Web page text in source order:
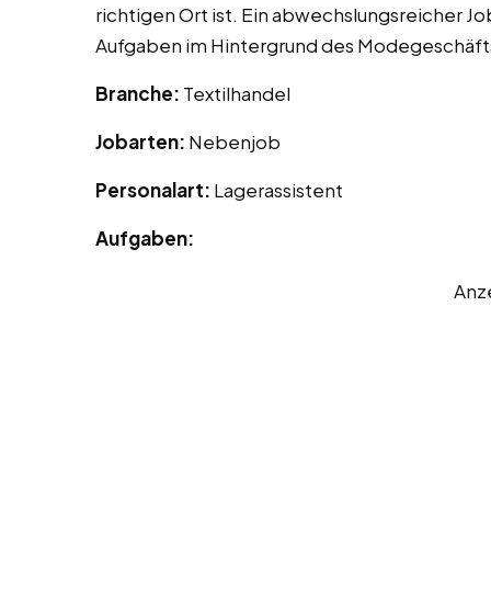
richtigen Ort ist. Ein abwechslungsreicher
Aufgaben im Hintergrund des
Branche: Textilhandel
Jobarten: Nebenjob
Personalart: Lagerassistent
Aufgaben: